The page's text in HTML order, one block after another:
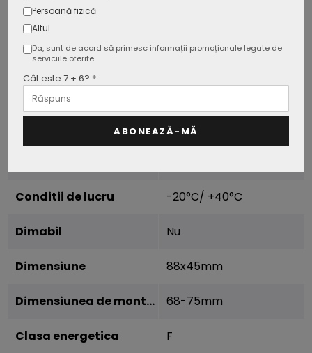
Tip
Forma Rotunda
Rezistenta umiditate (IP)
Timp de pornire 100% 0.1 s
Conditii de lucru -20°C/ +40°C
Dimabil Nu
Dimensiune 88x45mm
Dimensiunea de montare 68-75mm
Clasa energetica F
Persoană fizică
Altul
Da, sunt de acord să primesc informații promoționale legate de
serviciile oferite
Cât este 7 + 6? *
ABONEAZĂ-MĂ